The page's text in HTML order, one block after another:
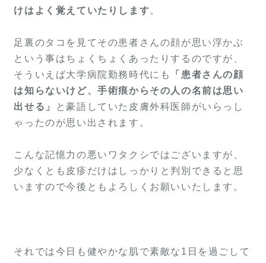
けはよく覚えていたりします。
足裏のタコを見てその患者さんの顔が思い浮かぶ
という事はちょくちょくあったりするのですが、
そういえば大学病院勤務時代にも
「患者さんの顔
は知らないけど、手術痕からその人の名前は思い
出せる」
と豪語していた皮膚外科医師がいらっし
ゃったのが思い出されます。
こんな記憶力の悪いワタクシではございますが、
少なくとも皮疹だけはしっかりと判別できると思
いますので今後ともよろしくお願いいたします。
それでは今日も健やかな肌で素敵な1日を過ごして